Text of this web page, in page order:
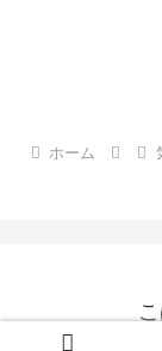
ホーム
©